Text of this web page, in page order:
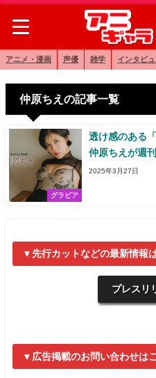
アニメ・漫画 声優 雑学 インタビ
仲原ちえの記事一覧
グラビア
透け感のある
仲原ちえが週
2025年3月27日
▼先行カットなどの最新情報
プレスリ
▼広告掲載のお問い合わせは